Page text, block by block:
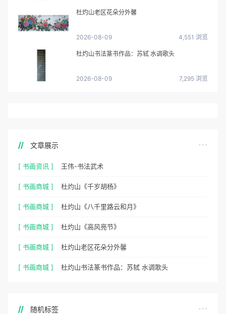
杜灼山老区花朵分外馨
2026-08-09 4,551 浏览
杜灼山书法篆书作品：苏轼 水调歌头
2026-08-09 7,295 浏览
文章展示
[ 书画资讯 ] 王伟-书法武术
[ 书画商城 ] 杜灼山《千岁胡杨》
[ 书画商城 ] 杜灼山《八千里路云和月》
[ 书画商城 ] 杜灼山《高风亮节》
[ 书画商城 ] 杜灼山老区花朵分外馨
[ 书画商城 ] 杜灼山书法篆书作品：苏轼 水调歌头
随机标签